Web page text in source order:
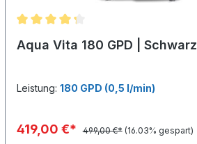
Aqua Vita 180 GPD | Schwarz
Leistung: 180 GPD (0,5 l/min)
419,00 €* 499,00 €* (16.03% gespart)